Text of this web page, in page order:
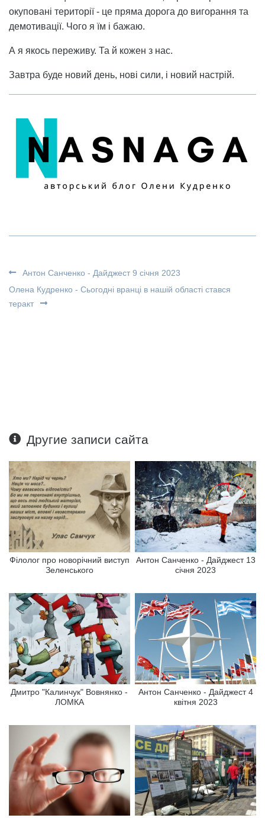
окуповані території - це пряма дорога до вигорання та
демотивації. Чого я їм і бажаю.
А я якось переживу. Та й кожен з нас.
Завтра буде новий день, нові сили, і новий настрій.
Антон Санченко - Дайджест 9 січня 2023
Олена Кудренко - Сьогодні вранці в нашій області стався
теракт
Другие записи сайта
Філолог про новорічний виступ
Зеленського
Антон Санченко - Дайджест 13
січня 2023
Дмитро "Калинчук" Вовнянко -
ЛОМКА
Антон Санченко - Дайджест 4
квітня 2023